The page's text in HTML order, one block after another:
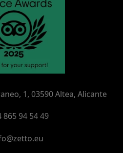
1, 03590 Altea, Alicante
865 94 54 49